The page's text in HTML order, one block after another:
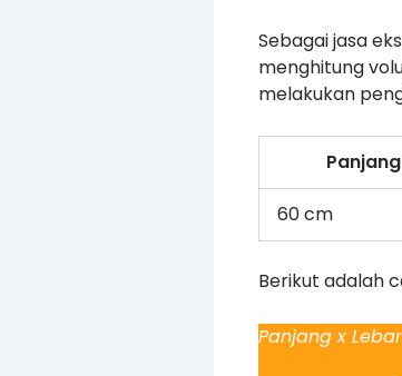
Sebagai jasa
menghitung
melakukan
60 cm
Berikut adalah
Panjang x